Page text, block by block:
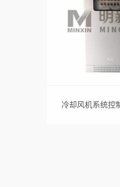
冷却风机系统控